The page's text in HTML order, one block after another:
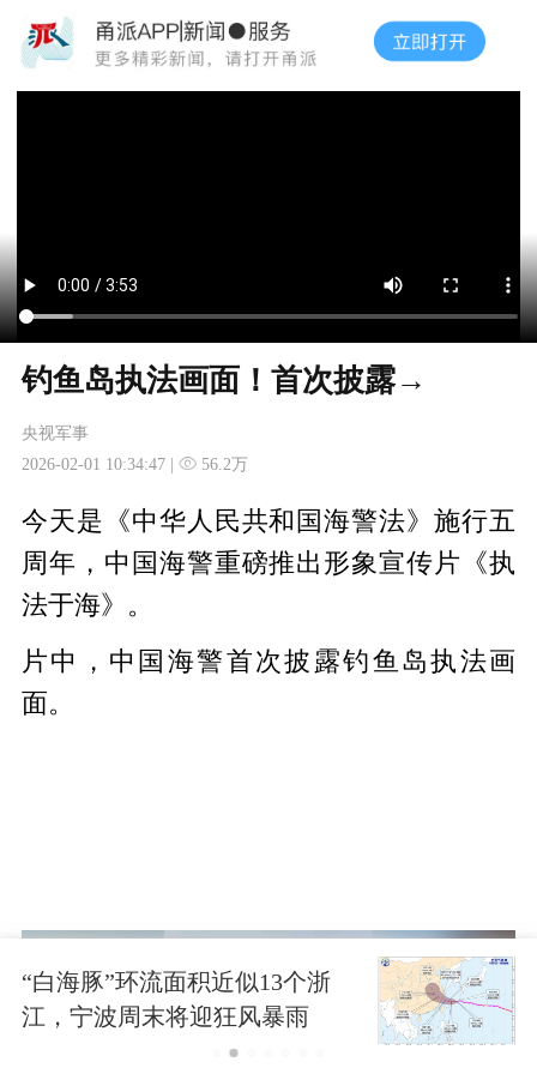
钓鱼岛执法画面！首次披露→
央视军事
2026-02-01 10:34:47 |
56.2万
今天是《中华人民共和国海警法》施行五
周年，中国海警重磅推出形象宣传片《执
法于海》。
片中，中国海警首次披露钓鱼岛执法画
面。
”环流面积近似13个浙
波周末将迎狂风暴雨
防台
员安